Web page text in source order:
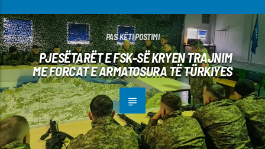
PAS KËTI POSTIMI
PJESËTARËT E FSK-SË KRYEN TRAJNIM
ME FORCAT E ARMATOSURA TË TÜRKIYES